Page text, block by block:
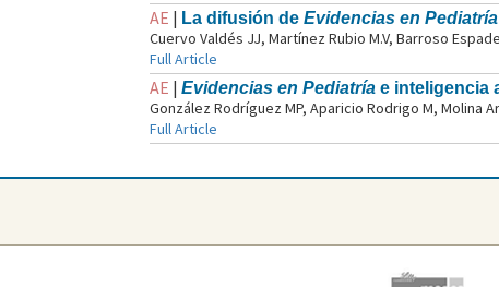
AE | La difusión de Evidencias en Pediatría
Cuervo Valdés JJ, Martínez Rubio M.V, Barroso
Full Article
AE | Evidencias en Pediatría e inteligencia
González Rodríguez MP, Aparicio Rodrigo M, Molina
Full Article